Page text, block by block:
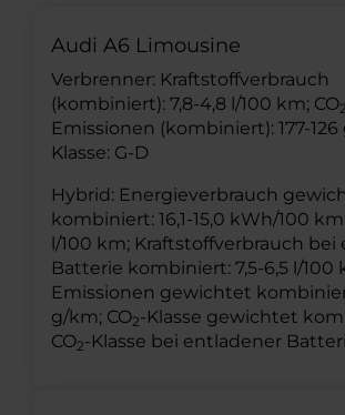
Audi A6 Limousine
Verbrenner: Kraftstoffverbrauch
(kombiniert): 7,8-4,8 l/100 km; CO2
Emissionen (kombiniert): 177-126
Klasse: G-D
Hybrid: Energieverbrauch
kombiniert: 16,1-15,0 kWh/100 km
l/100 km; Kraftstoffverbrauch
Batterie kombiniert: 7,5-6,5 l/100
Emissionen gewichtet
g/km; CO2-Klasse gewichtet
CO2-Klasse bei entladener